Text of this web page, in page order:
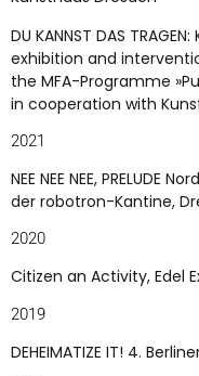
DU KANNST DAS
exhibition and
the MFA-Programme
in cooperation with
2021
NEE NEE NEE, PRELUDE
der robotron-Kantine,
2020
Citizen an Activity, Edel
2019
DEHEIMATIZE IT! 4.